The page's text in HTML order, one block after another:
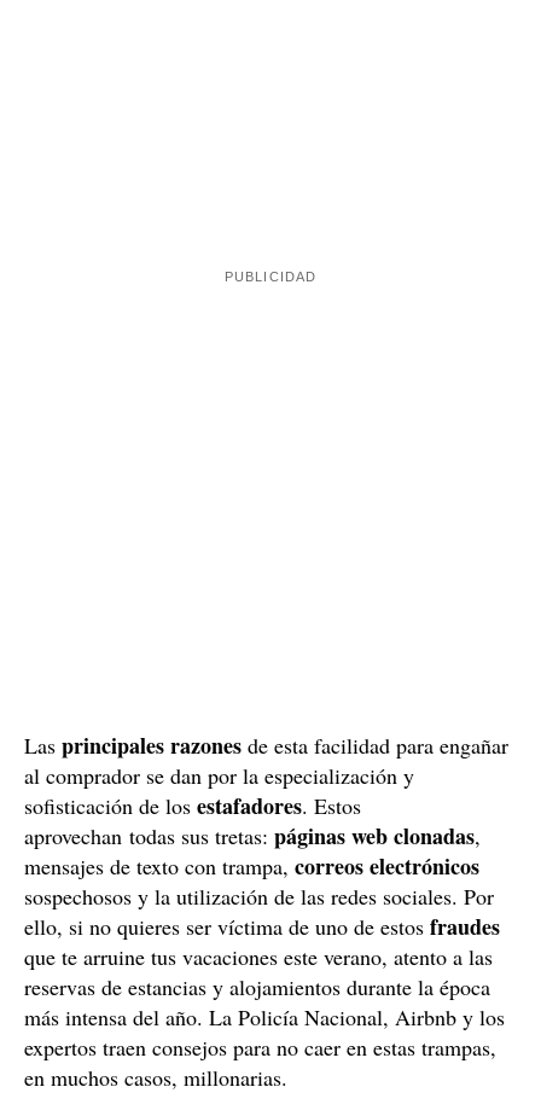
Las principales razones de esta facilidad para engañar
al comprador se dan por la especialización y
sofisticación de los estafadores. Estos
aprovechan todas sus tretas: páginas web clonadas,
mensajes de texto con trampa, correos electrónicos
sospechosos y la utilización de las redes sociales. Por
ello, si no quieres ser víctima de uno de estos fraudes
que te arruine tus vacaciones este verano, atento a las
reservas de estancias y alojamientos durante la época
más intensa del año. La Policía Nacional, Airbnb y los
expertos traen consejos para no caer en estas trampas,
en muchos casos, millonarias.